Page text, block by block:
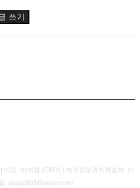
쓰기
표: 이여명 (CEO) | 개인정보관리책임자: 이
: duaud203@naver.com